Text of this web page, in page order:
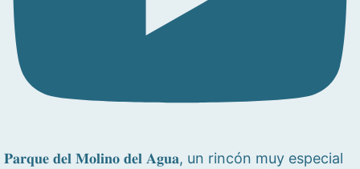
𝐏𝐚𝐫𝐪𝐮𝐞 𝐝𝐞𝐥 𝐌𝐨𝐥𝐢𝐧𝐨 𝐝𝐞𝐥 𝐀𝐠𝐮𝐚, un rincón muy especial